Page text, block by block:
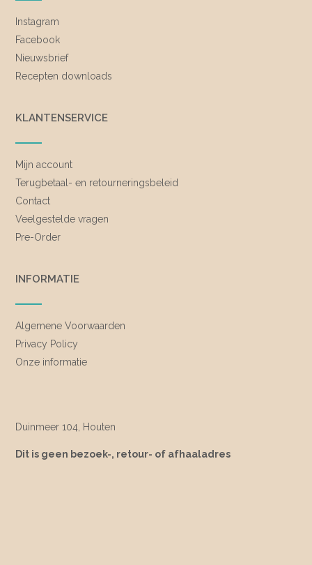
Instagram
Facebook
Nieuwsbrief
Recepten downloads
KLANTENSERVICE
Mijn account
Terugbetaal- en retourneringsbeleid
Contact
Veelgestelde vragen
Pre-Order
INFORMATIE
Algemene Voorwaarden
Privacy Policy
Onze informatie
Duinmeer 104, Houten
Dit is geen bezoek-, retour- of afhaaladres